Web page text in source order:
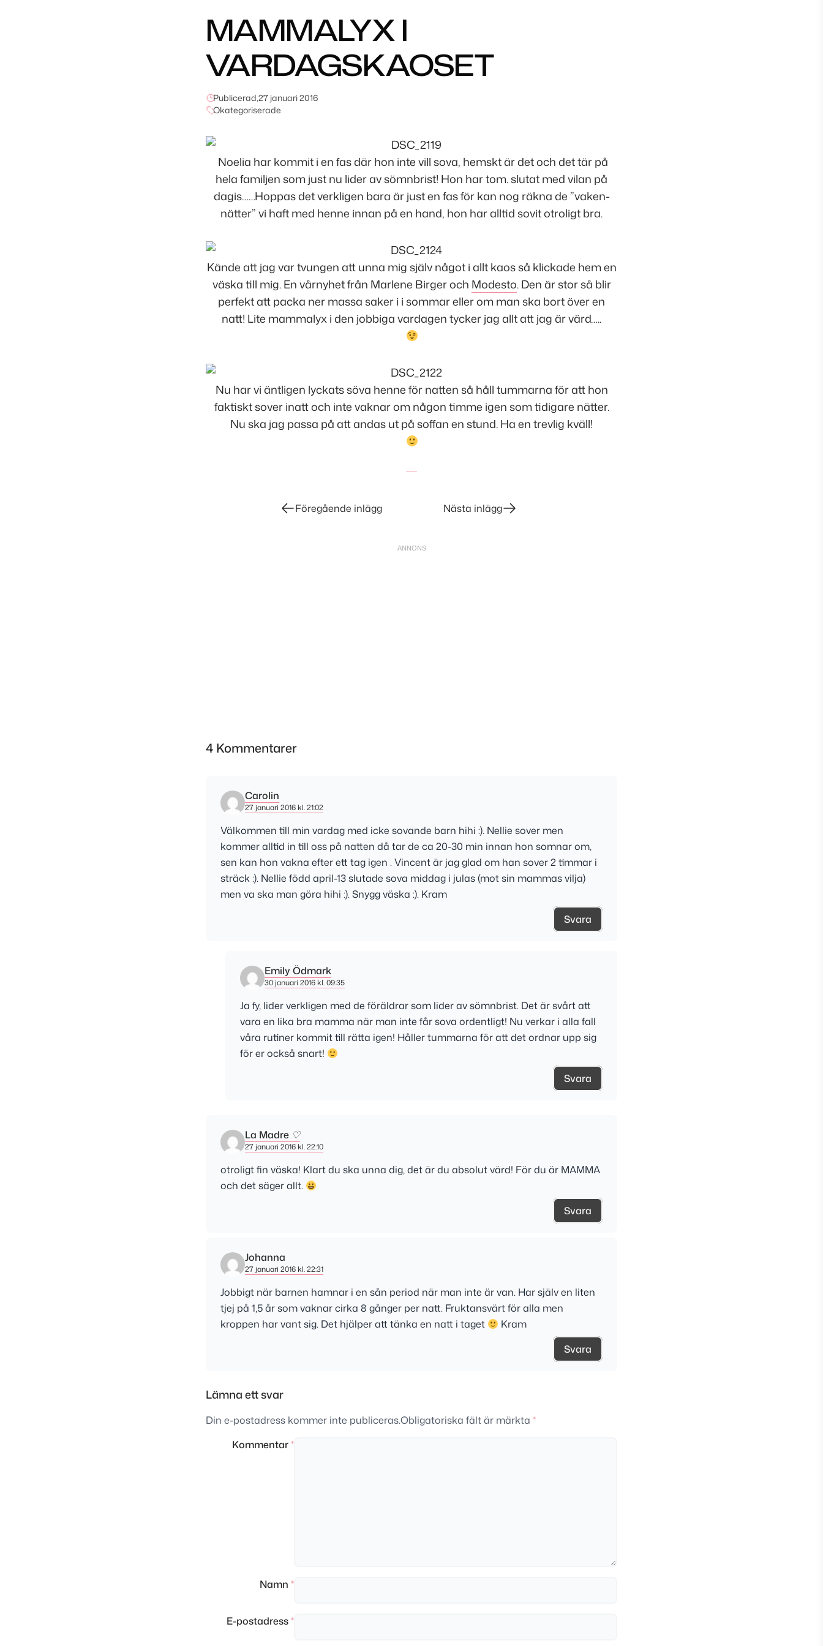
MAMMALYX I
VARDAGSKAOSET
Publicerad,27 januari 2016
Okategoriserade
Noelia har kommit i en fas där hon inte vill sova, hemskt är det och det tär på
hela familjen som just nu lider av sömnbrist! Hon har tom. slutat med vilan på
dagis……Hoppas det verkligen bara är just en fas för kan nog räkna de ”vaken-
nätter” vi haft med henne innan på en hand, hon har alltid sovit otroligt bra.
Kände att jag var tvungen att unna mig själv något i allt kaos så klickade hem en
väska till mig. En vårnyhet från Marlene Birger och Modesto. Den är stor så blir
perfekt att packa ner massa saker i i sommar eller om man ska bort över en
natt! Lite mammalyx i den jobbiga vardagen tycker jag allt att jag är värd…..
Nu har vi äntligen lyckats söva henne för natten så håll tummarna för att hon
faktiskt sover inatt och inte vaknar om någon timme igen som tidigare nätter.
Nu ska jag passa på att andas ut på soffan en stund. Ha en trevlig kväll!
Föregående inlägg Nästa inlägg
4 Kommentarer
Carolin
27 januari 2016 kl. 21:02
Välkommen till min vardag med icke sovande barn hihi :). Nellie sover men
kommer alltid in till oss på natten då tar de ca 20-30 min innan hon somnar om,
sen kan hon vakna efter ett tag igen . Vincent är jag glad om han sover 2 timmar i
sträck :). Nellie född april-13 slutade sova middag i julas (mot sin mammas vilja)
men va ska man göra hihi :). Snygg väska :). Kram
Svara
Emily Ödmark
30 januari 2016 kl. 09:35
Ja fy, lider verkligen med de föräldrar som lider av sömnbrist. Det är svårt att
vara en lika bra mamma när man inte får sova ordentligt! Nu verkar i alla fall
våra rutiner kommit till rätta igen! Håller tummarna för att det ordnar upp sig
för er också snart!
Svara
La Madre ♡
27 januari 2016 kl. 22:10
otroligt fin väska! Klart du ska unna dig, det är du absolut värd! För du är MAMMA
och det säger allt.
Svara
Johanna
27 januari 2016 kl. 22:31
Jobbigt när barnen hamnar i en sån period när man inte är van. Har själv en liten
tjej på 1,5 år som vaknar cirka 8 gånger per natt. Fruktansvärt för alla men
kroppen har vant sig. Det hjälper att tänka en natt i taget
Kram
Svara
Lämna ett svar
Din e-postadress kommer inte publiceras.Obligatoriska fält är märkta *
Kommentar*
Namn *
E-postadress*